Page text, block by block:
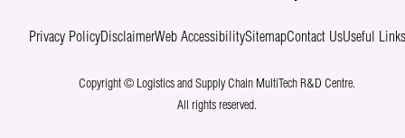
Privacy PolicyDisclaimerWeb AccessibilitySitemapContact UsUseful Links
Copyright © Logistics and Supply Chain MultiTech R&D Centre.
All rights reserved.